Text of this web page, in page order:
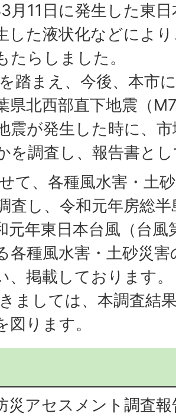
月11日に発生した東
した液状化などによ
たらしました。
踏まえ、今後、本市
県北西部直下地震（
震が発生した時に、
を調査し、報告書と
て、各種風水害・土
査し、令和元年房総
元年東日本台風（台
各種風水害・土砂災
、掲載しております。
ましては、本調査結
図ります。
災アセスメント調査報